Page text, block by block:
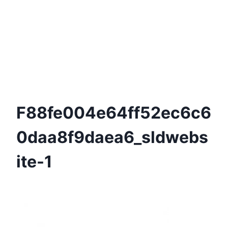
F88fe004e64ff52ec6c6
0daa8f9daea6_sldwebs
Ite-1